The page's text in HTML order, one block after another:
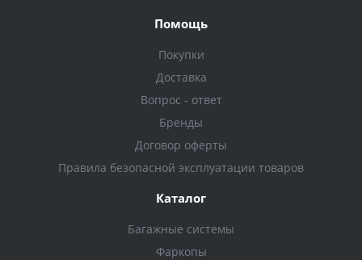
Помощь
Покупки
Доставка
Вопрос - ответ
Бренды
Договор оферты
Правила безопасной эксплуатации товаров
Каталог
Багажные системы
Фаркопы